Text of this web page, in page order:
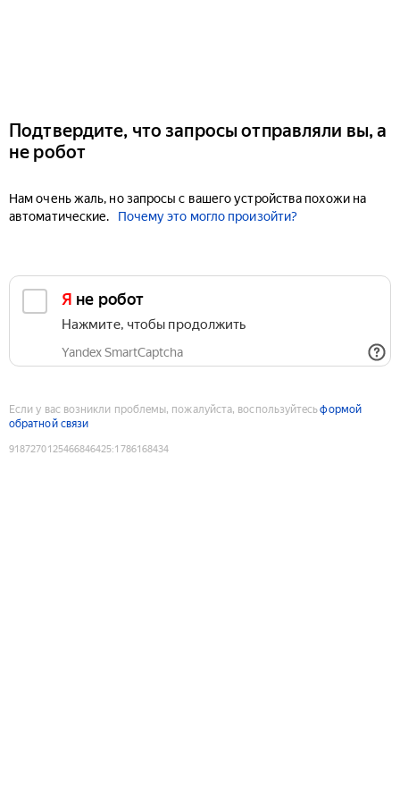
Подтвердите, что запросы отправляли вы, а
не робот
Нам очень жаль, но запросы с вашего устройства похожи на
автоматические.
Почему это могло произойти?
Я не робот
Нажмите, чтобы продолжить
Yandex SmartCaptcha
Если у вас возникли проблемы, пожалуйста, воспользуйтесьформой
обратной связи
9187270125466846425:1786168434